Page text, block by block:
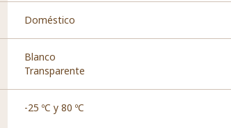
Doméstico
Blanco
Transparente
-25 ºC y 80 ºC